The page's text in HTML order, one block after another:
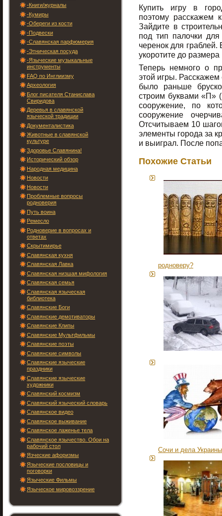
-Книги/журналы
-Кумиры
-Обереги из кости
-Подвески
-Славянская парфюмерия
-Этническая посуда
-Языческие музыкальные
инструменты
FAQ по Инглиизму
Археология
Блог писателя Станислава
Свиридова
Деревья в славянской
языческой традиции
Документалистика
Животные в славянской
культуре
Здоровье Славянина!
Исторический обзор
Народная медицина
Новости
Новости
Проблемные вопросы
родноверия
Путь воина
Ремесло
Родноверие в вопросах и
ответах
Скрытимирье
Славянская кухня
Славянская Лавка
Славянская низшая мифология
Славянская семья
Славянская языческая
библиотека
Славянские Боги
Славянские демотиваторы
Славянские Клипы
Славянские Мультфильмы
Славянские поэты
Славянские символы
Славянские языческие
праздники
Славянские языческие
художники
Славянский космизм
Славянский языческий словарь
Славянское видео
Славянское выживание
Славянское лаженье тела
Славянское язычество. Обои на
рабочий стол
Язческие афоризмы
Языческие пословицы и
поговорки
Языческие Фильмы
Языческое мировоззрение
Купить игру в
поэтому расскажем
Зайдите в
под тип палочки
черенок для граблей.
укоротите до
Теперь немного о
этой игры.
было раньше
строим буквами «П»
сооружение, по
сооружение
Отсчитываем 10
элементы города за
и выиграл. После
Похожие Статьи
родноверу?
Сочи и дела Украины